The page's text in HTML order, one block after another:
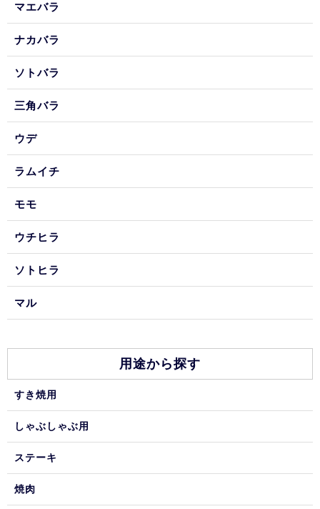
マエバラ
ナカバラ
ソトバラ
三角バラ
ウデ
ラムイチ
モモ
ウチヒラ
ソトヒラ
マル
用途から探す
すき焼用
しゃぶしゃぶ用
ステーキ
焼肉